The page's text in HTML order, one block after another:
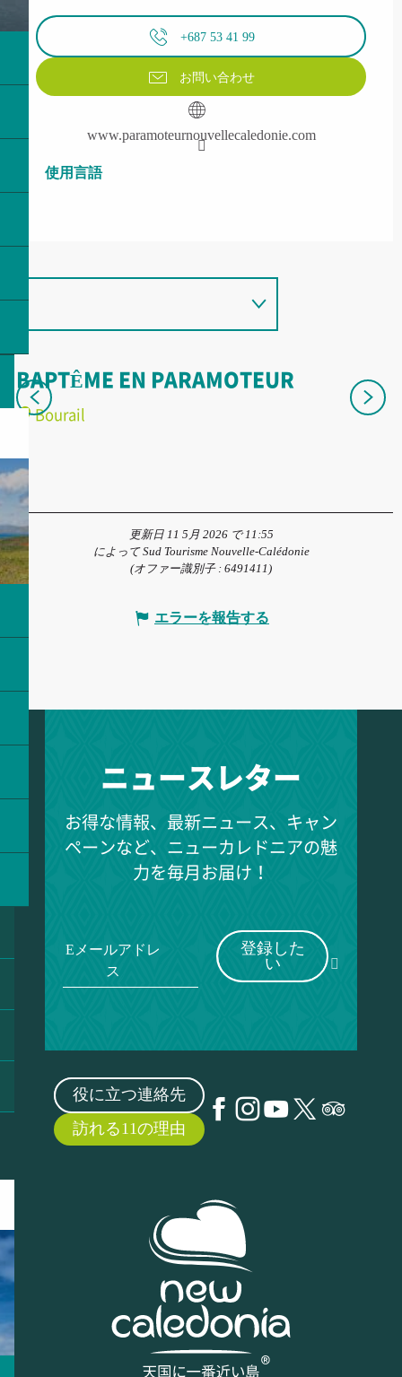
+687 53 41 99
お問い合わせ
www.paramoteurnouvellecaledonie.com
使用言語
使用言語
BAPTÊME EN PARAMOTEUR
Bourail
更新日 11 5月 2026 で 11:55
によって Sud Tourisme Nouvelle-Calédonie
(オファー識別子 : 6491411 )
エラーを報告する
ニュースレター
お得な情報、最新ニュース、キャン
ペーンなど、ニューカレドニアの魅
力を毎月お届け！
Eメールアドレ
ス
登録した
い
役に立つ連絡先
訪れる11の理由